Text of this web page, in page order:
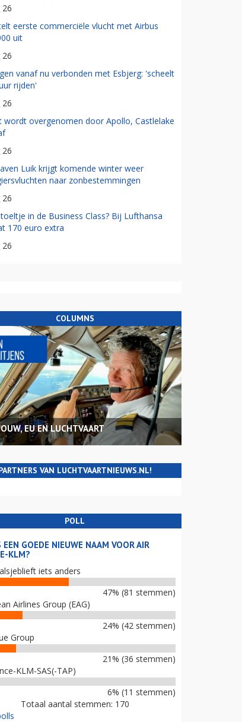
26
eerste commerciële vlucht met Airbus
uit
26
vanaf nu verbonden met Esbjerg: 'scheelt
rijden'
26
wordt overgenomen door Apollo, Castlelake
26
Luik krijgt komende winter weer
naar zonbestemmingen
26
in de Business Class? Bij Lufthansa
170 euro extra
26
COLUMNS
EU EN LUCHTVAART
VAN LUCHTVAARTNIEUWS.NL!
POLL
EEN GOEDE NIEUWE NAAM VOOR AIR
KLM?
iets anders
47% (81 stemmen)
Airlines Group (EAG)
24% (42 stemmen)
Group
21% (36 stemmen)
KLM-SAS(-TAP)
6% (11 stemmen)
Totaal aantal stemmen: 170